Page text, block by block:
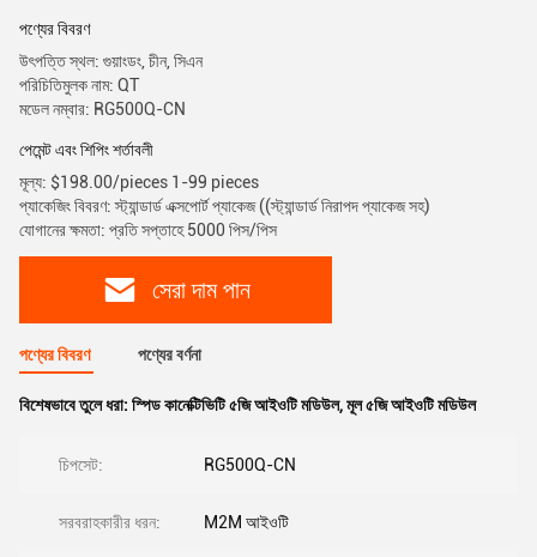
পণ্যের বিবরণ
উৎপত্তি স্থল: গুয়াংডং, চীন, সিএন
পরিচিতিমুলক নাম: QT
মডেল নম্বার: RG500Q-CN
পেমেন্ট এবং শিপিং শর্তাবলী
মূল্য: $198.00/pieces 1-99 pieces
প্যাকেজিং বিবরণ: স্ট্যান্ডার্ড এক্সপোর্ট প্যাকেজ ((স্ট্যান্ডার্ড নিরাপদ প্যাকেজ সহ)
যোগানের ক্ষমতা: প্রতি সপ্তাহে 5000 পিস/পিস
সেরা দাম পান
পণ্যের বিবরণ পণ্যের বর্ণনা
বিশেষভাবে তুলে ধরা: স্পিড কানেক্টিভিটি ৫জি আইওটি মডিউল,মূল ৫জি আইওটি মডিউল
চিপসেট: RG500Q-CN
সরবরাহকারীর ধরন: M2M আইওটি